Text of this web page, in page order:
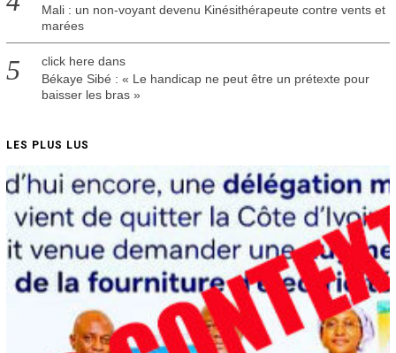
Mali : un non-voyant devenu Kinésithérapeute contre vents et
marées
click here dans
Békaye Sibé : « Le handicap ne peut être un prétexte pour
baisser les bras »
LES PLUS LUS